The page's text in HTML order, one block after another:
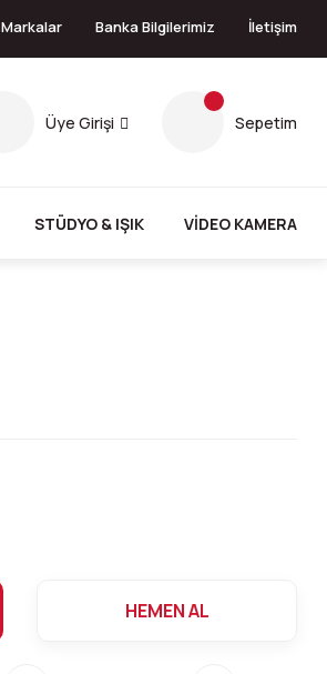
Markalar Banka Bilgilerimiz İletişim
Üye Girişi Sepetim
STÜDYO & IŞIK VİDEO KAMERA
HEMEN AL